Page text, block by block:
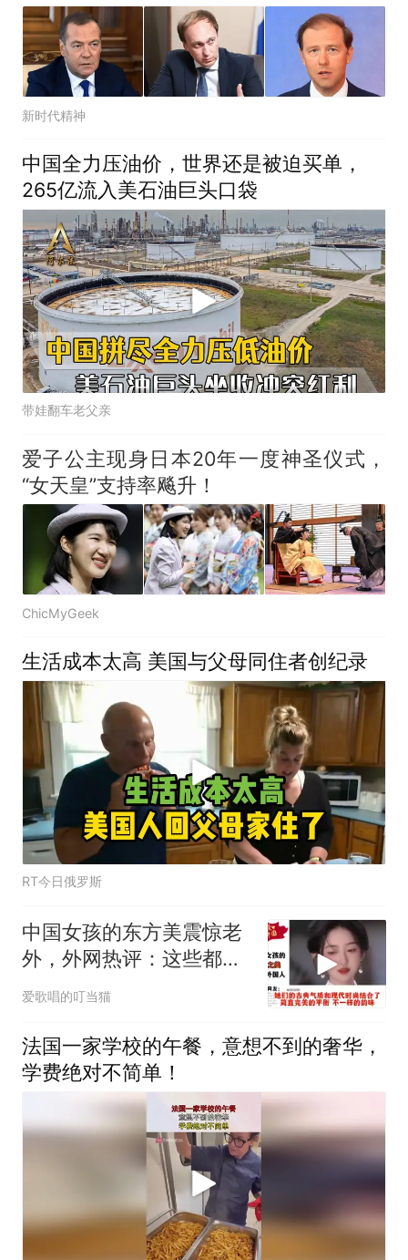
新时代精神
中国全力压油价，世界还是被迫买单，
265亿流入美石油巨头口袋
带娃翻车老父亲
爱子公主现身日本20年一度神圣仪式，
“女天皇”支持率飚升！
ChicMyGeek
生活成本太高 美国与父母同住者创纪录
RT今日俄罗斯
中国女孩的东方美震惊老
外，外网热评：这些都是
韩国女孩？
爱歌唱的叮当猫
法国一家学校的午餐，意想不到的奢华，
学费绝对不简单！